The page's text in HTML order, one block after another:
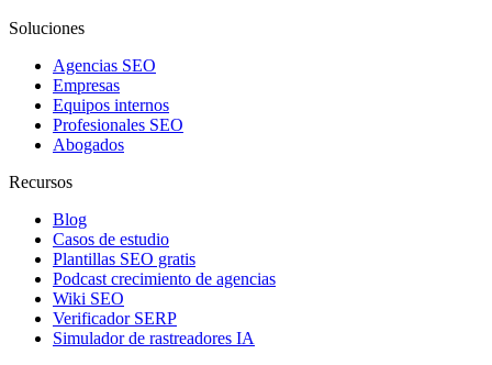
Soluciones
Agencias SEO
Empresas
Equipos internos
Profesionales SEO
Abogados
Recursos
Blog
Casos de estudio
Plantillas SEO gratis
Podcast crecimiento de agencias
Wiki SEO
Verificador SERP
Simulador de rastreadores IA